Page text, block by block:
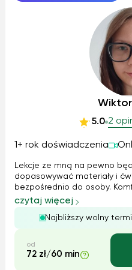
5.0 2
1+ rok doświadczenia
Lekcje ze mną na pewno
dopasowywać materiały i
bezpośrednio do osoby.
najważniejszy dlatego
osobę. Im większych komfort
szybsze przyswajanie
czytaj więcej
Najbliższy wolny
od
72 zł/60 min